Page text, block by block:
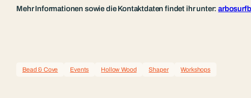
Mehr Informationen sowie die Kontaktdaten findet ihr unter:
Bead & Cove Events Hollow Wood Shaper Workshops